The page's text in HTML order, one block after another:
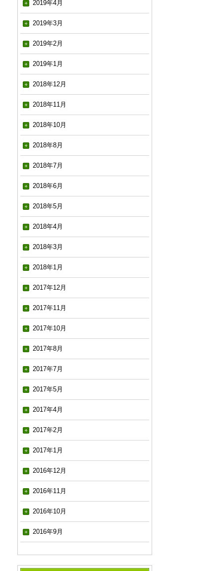
2019年4月
2019年3月
2019年2月
2019年1月
2018年12月
2018年11月
2018年10月
2018年8月
2018年7月
2018年6月
2018年5月
2018年4月
2018年3月
2018年1月
2017年12月
2017年11月
2017年10月
2017年8月
2017年7月
2017年5月
2017年4月
2017年2月
2017年1月
2016年12月
2016年11月
2016年10月
2016年9月